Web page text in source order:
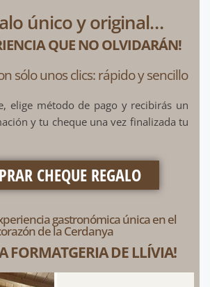
único y original…
QUE NO OLVIDARÁN!
sólo unos clics: rápido y sencillo
elige método de pago y recibirás un
y tu cheque una vez finalizada tu
CHEQUE REGALO
gastronómica única en el
de la Cerdanya
FORMATGERIA DE LLÍVIA!